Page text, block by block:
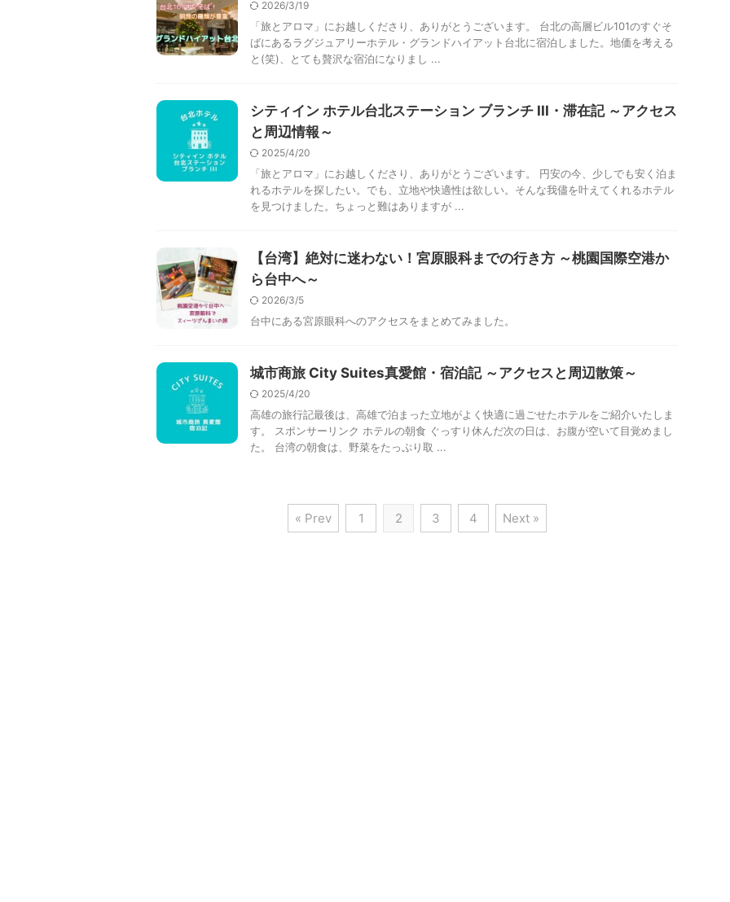
2026/3/19
「旅とアロマ」にお越しくださり、ありがとうございます。 台北の高層ビル101のすぐそ
ばにあるラグジュアリーホテル・グランドハイアット台北に宿泊しました。地価を考える
と(笑)、とても贅沢な宿泊になりまし ...
シティイン ホテル台北ステーション ブランチ III・滞在記 ～アクセス
と周辺情報～
2025/4/20
「旅とアロマ」にお越しくださり、ありがとうございます。 円安の今、少しでも安く泊ま
れるホテルを探したい。でも、立地や快適性は欲しい。そんな我儘を叶えてくれるホテル
を見つけました。ちょっと難はありますが ...
【台湾】絶対に迷わない！宮原眼科までの行き方 ～桃園国際空港か
ら台中へ～
2026/3/5
台中にある宮原眼科へのアクセスをまとめてみました。
城市商旅 City Suites真愛館・宿泊記 ～アクセスと周辺散策～
2025/4/20
高雄の旅行記最後は、高雄で泊まった立地がよく快適に過ごせたホテルをご紹介いたしま
す。 スポンサーリンク ホテルの朝食 ぐっすり休んだ次の日は、お腹が空いて目覚めまし
た。 台湾の朝食は、野菜をたっぷり取 ...
« Prev 1 2 3 4 Next »